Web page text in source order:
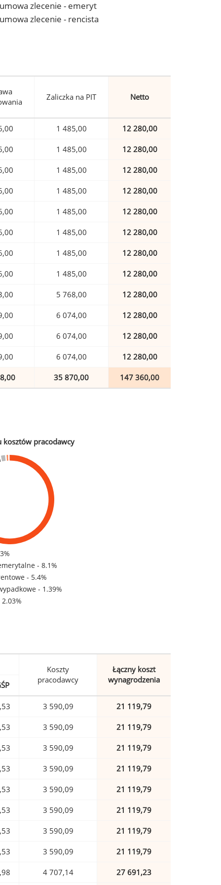
zlecenie - emeryt
zlecenie - rencista
Zaliczka na PIT Netto
1 485,00 12 280,00
1 485,00 12 280,00
1 485,00 12 280,00
1 485,00 12 280,00
1 485,00 12 280,00
1 485,00 12 280,00
1 485,00 12 280,00
1 485,00 12 280,00
5 768,00 12 280,00
6 074,00 12 280,00
6 074,00 12 280,00
6 074,00 12 280,00
35 870,00 147 360,00
kosztów pracodawcy
- 8.1%
- 5.4%
- 1.39%
Koszty
pracodawcy
Łączny koszt
wynagrodzenia
3 590,09 21 119,79
3 590,09 21 119,79
3 590,09 21 119,79
3 590,09 21 119,79
3 590,09 21 119,79
3 590,09 21 119,79
3 590,09 21 119,79
3 590,09 21 119,79
4 707,14 27 691,23